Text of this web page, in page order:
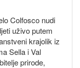
Colfosco nudi
uživo putem
krajolik iz
Sella i Val
prirode,